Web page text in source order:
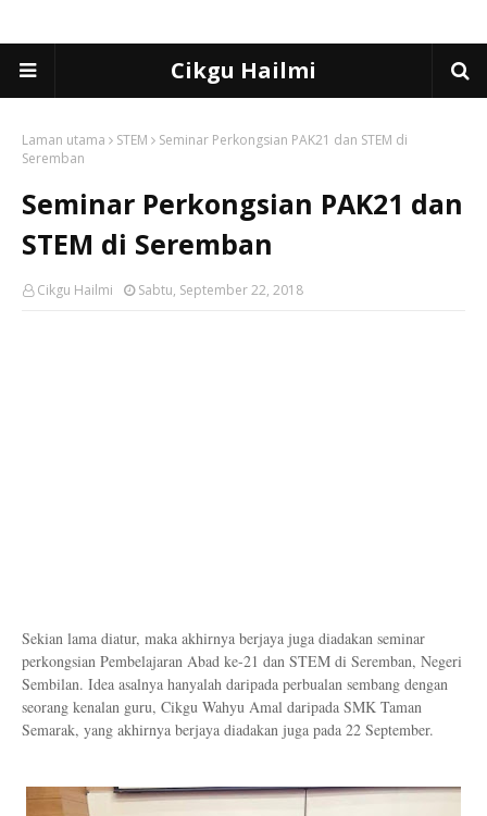
Cikgu Hailmi
Laman utama STEM
Seminar Perkongsian PAK21 dan STEM di
Seremban
Seminar Perkongsian PAK21 dan
STEM di Seremban
Cikgu Hailmi Sabtu, September 22, 2018
Sekian lama diatur, maka akhirnya berjaya juga diadakan seminar
perkongsian Pembelajaran Abad ke-21 dan STEM di Seremban, Negeri
Sembilan. Idea asalnya hanyalah daripada perbualan sembang dengan
seorang kenalan guru, Cikgu Wahyu Amal daripada SMK Taman
Semarak, yang akhirnya berjaya diadakan juga pada 22 September.